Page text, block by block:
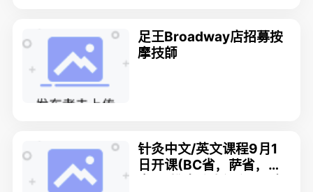
足王Broadway店招募按
摩技師
针灸中文/英文课程9月1
日开课(BC省，萨省，曼